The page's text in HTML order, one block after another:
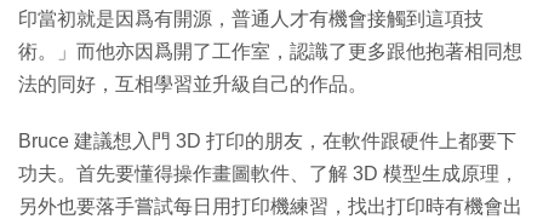
印當初就是因爲有開源，普通人才有機會接觸到這項技
術。」而他亦因爲開了工作室，認識了更多跟他抱著相同想
法的同好，互相學習並升級自己的作品。
Bruce 建議想入門 3D 打印的朋友，在軟件跟硬件上都要下
功夫。首先要懂得操作畫圖軟件、了解 3D 模型生成原理，
另外也要落手嘗試每日用打印機練習，找出打印時有機會出